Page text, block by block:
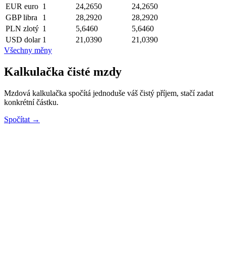
EUR euro 1 24,2650
24,2650
GBP libra 1 28,2920
28,2920
PLN zlotý 1 5,6460
5,6460
USD dolar 1 21,0390
21,0390
Všechny měny
Kalkulačka čisté mzdy
Mzdová kalkulačka spočítá jednoduše váš čistý příjem, stačí zadat
konkrétní částku.
Spočítat →